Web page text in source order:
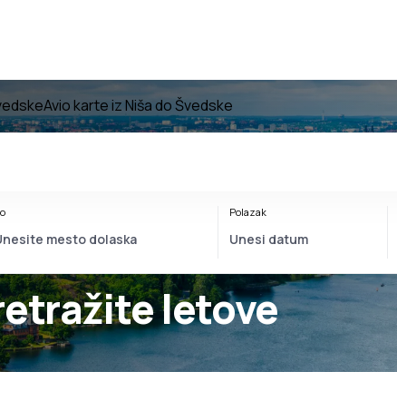
Avio karte iz Niša do Švedske
letove
Polazak